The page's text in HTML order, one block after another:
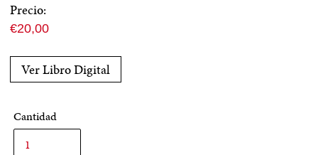
Precio:
Precio
€20,00
Ver Libro Digital
Cantidad